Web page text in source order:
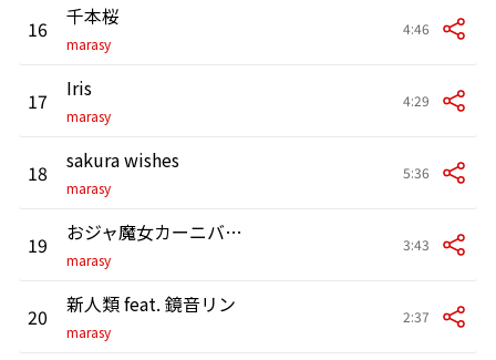
16 千本桜
marasy
4:46
17 Iris
marasy
4:29
18 sakura wishes
marasy
5:36
19 おジャ魔女カーニバル!!
marasy
3:43
20 新人類 feat. 鏡音リン
marasy
2:37